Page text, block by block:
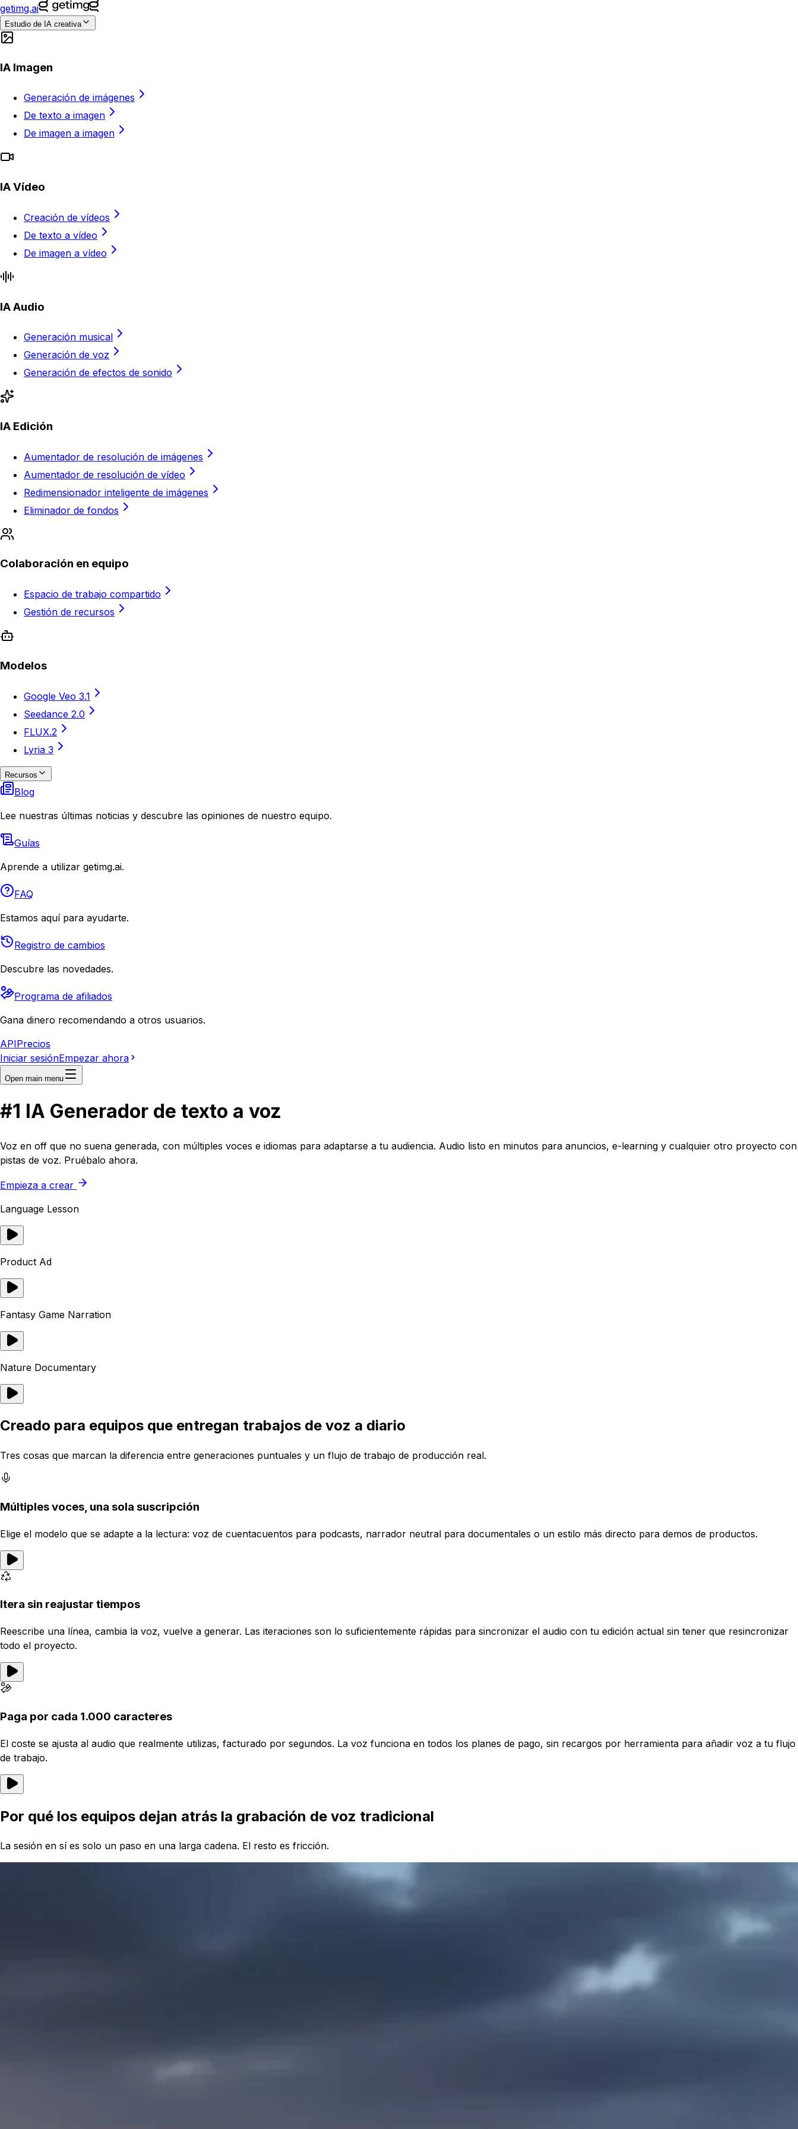
getimg.ai
Estudio de IA creativa
IA Imagen
Generación de imágenes
De texto a imagen
De imagen a imagen
IA Vídeo
Creación de vídeos
De texto a vídeo
De imagen a vídeo
IA Audio
Generación musical
Generación de voz
Generación de efectos de sonido
IA Edición
Aumentador de resolución de imágenes
Aumentador de resolución de vídeo
Redimensionador inteligente de imágenes
Eliminador de fondos
Colaboración en equipo
Espacio de trabajo compartido
Gestión de recursos
Modelos
Google Veo 3.1
Seedance 2.0
FLUX.2
Lyria 3
Recursos
Blog
Lee nuestras últimas noticias y descubre las opiniones de nuestro equipo.
Guías
Aprende a utilizar getimg.ai.
FAQ
Estamos aquí para ayudarte.
Registro de cambios
Descubre las novedades.
Programa de afiliados
Gana dinero recomendando a otros usuarios.
APIPrecios
Iniciar sesiónEmpezar ahora
Open main menu
#1 IA Generador de texto a voz
Voz en off que no suena generada, con múltiples voces e idiomas para adaptarse a tu audiencia. Audio listo en minutos para anuncios, e-learning y cualquier otro proyecto con
pistas de voz. Pruébalo ahora.
Empieza a crear
Language Lesson
Product Ad
Fantasy Game Narration
Nature Documentary
Creado para equipos que entregan trabajos de voz a diario
Tres cosas que marcan la diferencia entre generaciones puntuales y un flujo de trabajo de producción real.
Múltiples voces, una sola suscripción
Elige el modelo que se adapte a la lectura: voz de cuentacuentos para podcasts, narrador neutral para documentales o un estilo más directo para demos de productos.
Itera sin reajustar tiempos
Reescribe una línea, cambia la voz, vuelve a generar. Las iteraciones son lo suficientemente rápidas para sincronizar el audio con tu edición actual sin tener que resincronizar
todo el proyecto.
Paga por cada 1.000 caracteres
El coste se ajusta al audio que realmente utilizas, facturado por segundos. La voz funciona en todos los planes de pago, sin recargos por herramienta para añadir voz a tu flujo
de trabajo.
Por qué los equipos dejan atrás la grabación de voz tradicional
La sesión en sí es solo un paso en una larga cadena. El resto es fricción.